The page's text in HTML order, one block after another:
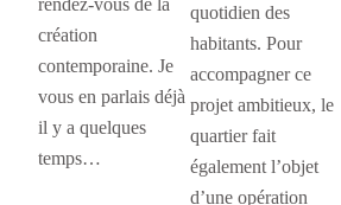
création
contemporaine. Je
vous en parlais déjà
il y a quelques
temps…
quotidien des
habitants. Pour
accompagner ce
projet ambitieux, le
quartier fait
également l’objet
d’une opération